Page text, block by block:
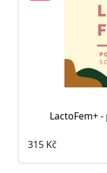
LactoFem+
315 Kč